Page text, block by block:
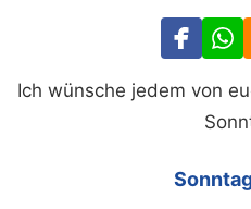
Ich wünsche jedem von